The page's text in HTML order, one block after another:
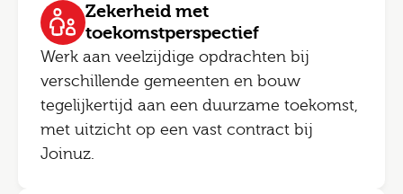
Zekerheid met
toekomstperspectief
Werk aan veelzijdige opdrachten bij
verschillende gemeenten en bouw
tegelijkertijd aan een duurzame toekomst,
met uitzicht op een vast contract bij
Joinuz.